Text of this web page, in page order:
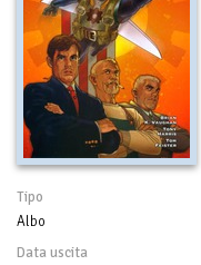
Tipo
Albo
Data uscita